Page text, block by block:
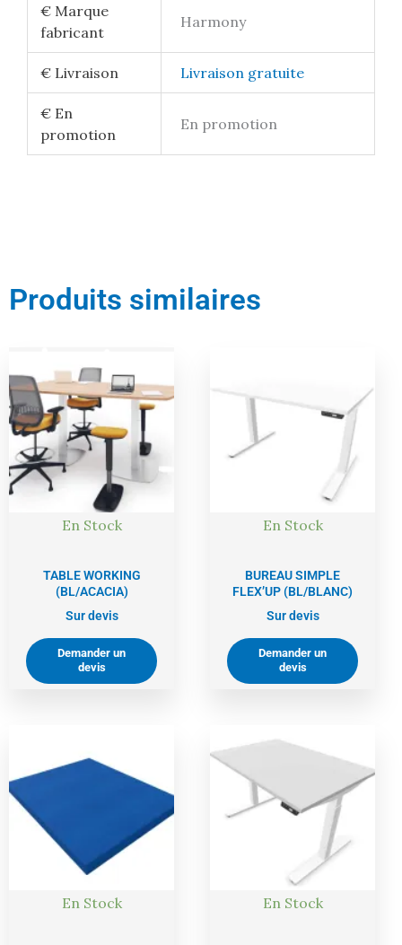
€ Marque
fabricant
Harmony
€ Livraison Livraison gratuite
€ En
promotion
En promotion
Produits similaires
En Stock
TABLE WORKING
(BL/ACACIA)
Sur devis
Demander un
devis
En Stock
BUREAU SIMPLE
FLEX’UP (BL/BLANC)
Sur devis
Demander un
devis
En Stock En Stock